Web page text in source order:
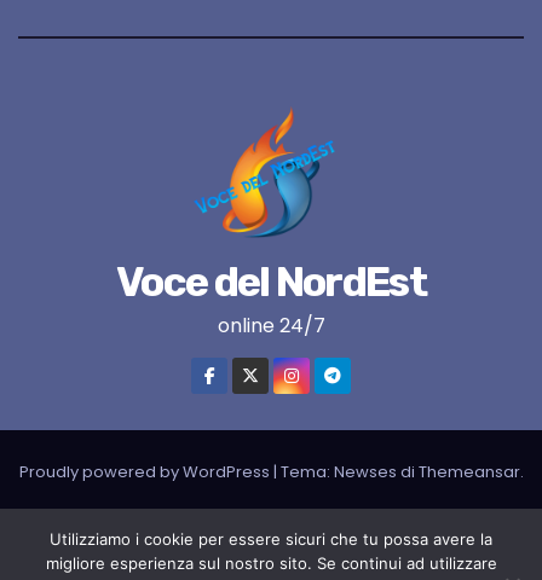
Voce del NordEst
online 24/7
Proudly powered by WordPress | Tema: Newses di Themeansar.
LIVE RADIO
RADIONORDEST Il mio account
Utilizziamo i cookie per essere sicuri che tu possa avere la
migliore esperienza sul nostro sito. Se continui ad utilizzare